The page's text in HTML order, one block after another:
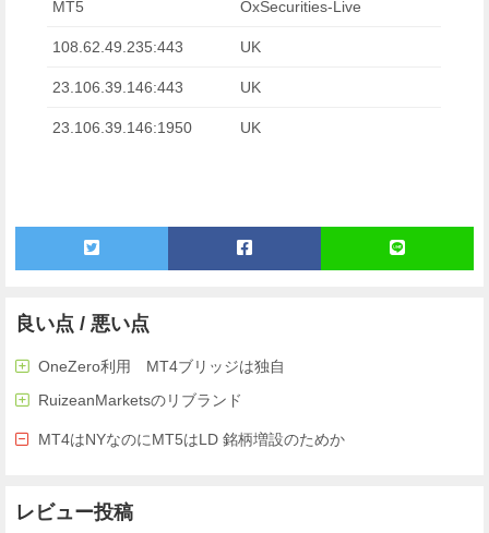
MT5 OxSecurities-Live
108.62.49.235:443 UK
23.106.39.146:443 UK
23.106.39.146:1950 UK
良い点 / 悪い点
OneZero利用 MT4ブリッジは独自
RuizeanMarketsのリブランド
MT4はNYなのにMT5はLD 銘柄増設のためか
レビュー投稿